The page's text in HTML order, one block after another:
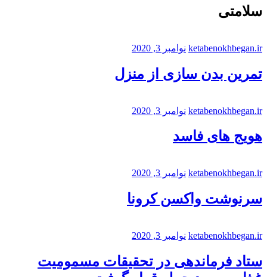
سلامتی
ketabenokhbegan.ir نوامبر 3, 2020
تمرین بدن سازی از منزل
ketabenokhbegan.ir نوامبر 3, 2020
هویج های فاسد
ketabenokhbegan.ir نوامبر 3, 2020
سرنوشت واکسن کرونا
ketabenokhbegan.ir نوامبر 3, 2020
ستاد فرماندهی در تحقیقات مسمومیت